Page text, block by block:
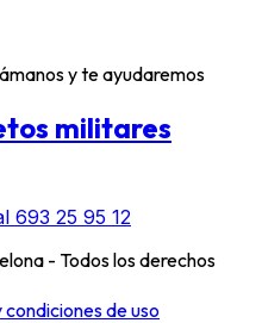
y te ayudaremos
militares
693 25 95 12
- Todos los derechos
condiciones de uso